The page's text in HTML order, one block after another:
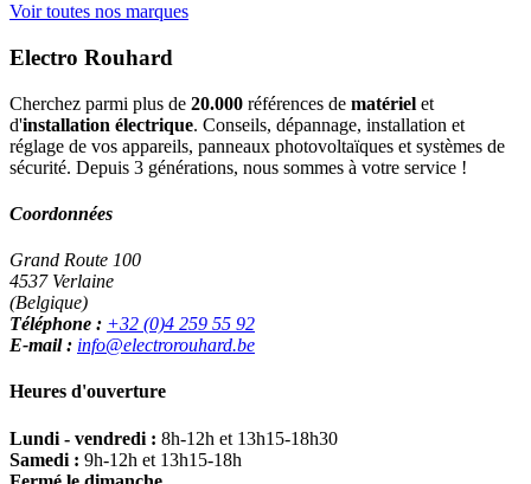
Voir toutes nos marques
Electro Rouhard
Cherchez parmi plus de 20.000 références de matériel et
d'installation électrique. Conseils, dépannage, installation et
réglage de vos appareils, panneaux photovoltaïques et systèmes de
sécurité. Depuis 3 générations, nous sommes à votre service !
Coordonnées
Grand Route 100
4537 Verlaine
(Belgique)
Téléphone : +32 (0)4 259 55 92
E-mail : info@electrorouhard.be
Heures d'ouverture
Lundi - vendredi : 8h-12h et 13h15-18h30
Samedi : 9h-12h et 13h15-18h